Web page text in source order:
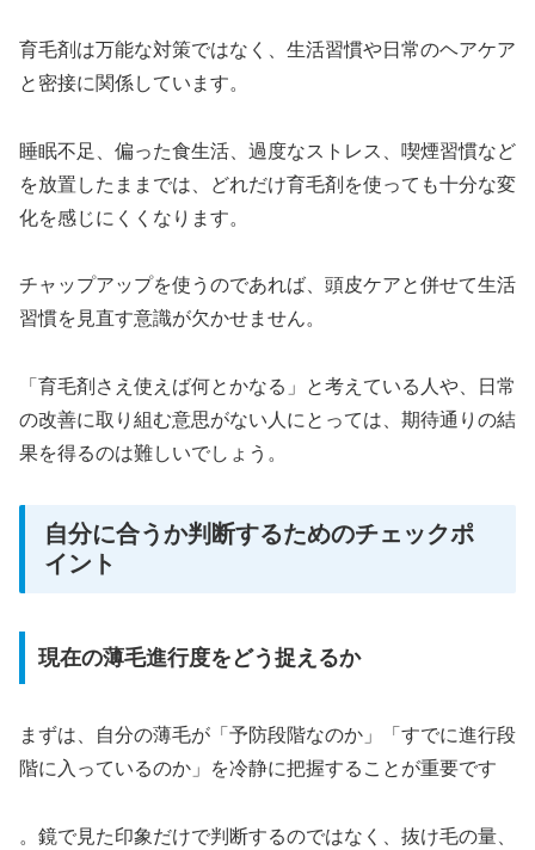
育毛剤は万能な対策ではなく、生活習慣や日常のヘアケア
と密接に関係しています。
睡眠不足、偏った食生活、過度なストレス、喫煙習慣など
を放置したままでは、どれだけ育毛剤を使っても十分な変
化を感じにくくなります。
チャップアップを使うのであれば、頭皮ケアと併せて生活
習慣を見直す意識が欠かせません。
「育毛剤さえ使えば何とかなる」と考えている人や、日常
の改善に取り組む意思がない人にとっては、期待通りの結
果を得るのは難しいでしょう。
自分に合うか判断するためのチェックポ
イント
現在の薄毛進行度をどう捉えるか
まずは、自分の薄毛が「予防段階なのか」「すでに進行段
階に入っているのか」を冷静に把握することが重要です
。鏡で見た印象だけで判断するのではなく、抜け毛の量、